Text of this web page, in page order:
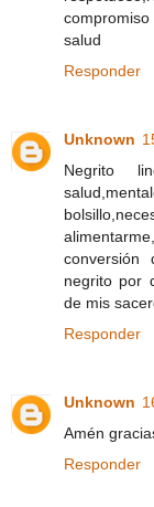
salud
Responder
Unknown
Negrito
conversión
negrito por
de mis
Responder
Unknown
Amén
Responder